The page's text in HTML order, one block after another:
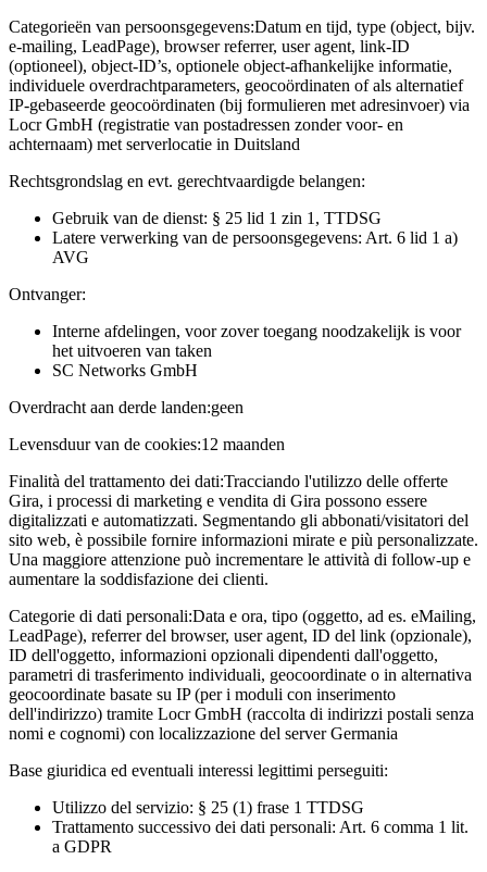
Categorieën van persoonsgegevens:Datum en tijd, type (object, bijv.
e-mailing, LeadPage), browser referrer, user agent, link-ID
(optioneel), object-ID’s, optionele object-afhankelijke informatie,
individuele overdrachtparameters, geocoördinaten of als alternatief
IP-gebaseerde geocoördinaten (bij formulieren met adresinvoer) via
Locr GmbH (registratie van postadressen zonder voor- en
achternaam) met serverlocatie in Duitsland
Rechtsgrondslag en evt. gerechtvaardigde belangen:
Gebruik van de dienst: § 25 lid 1 zin 1, TTDSG
Latere verwerking van de persoonsgegevens: Art. 6 lid 1 a)
AVG
Ontvanger:
Interne afdelingen, voor zover toegang noodzakelijk is voor
het uitvoeren van taken
SC Networks GmbH
Overdracht aan derde landen:geen
Levensduur van de cookies:12 maanden
Finalità del trattamento dei dati:Tracciando l'utilizzo delle offerte
Gira, i processi di marketing e vendita di Gira possono essere
digitalizzati e automatizzati. Segmentando gli abbonati/visitatori del
sito web, è possibile fornire informazioni mirate e più personalizzate.
Una maggiore attenzione può incrementare le attività di follow-up e
aumentare la soddisfazione dei clienti.
Categorie di dati personali:Data e ora, tipo (oggetto, ad es. eMailing,
LeadPage), referrer del browser, user agent, ID del link (opzionale),
ID dell'oggetto, informazioni opzionali dipendenti dall'oggetto,
parametri di trasferimento individuali, geocoordinate o in alternativa
geocoordinate basate su IP (per i moduli con inserimento
dell'indirizzo) tramite Locr GmbH (raccolta di indirizzi postali senza
nomi e cognomi) con localizzazione del server Germania
Base giuridica ed eventuali interessi legittimi perseguiti:
Utilizzo del servizio: § 25 (1) frase 1 TTDSG
Trattamento successivo dei dati personali: Art. 6 comma 1 lit.
a GDPR